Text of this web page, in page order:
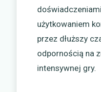
użytkowaniem
przez dłuższy
odpornością na
intensywnej gry.